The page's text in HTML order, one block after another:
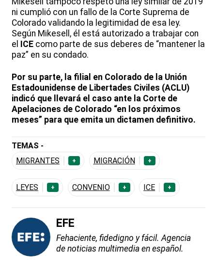
ni cumplió con un fallo de la Corte Suprema de
Colorado validando la legitimidad de esa ley.
Según Mikesell, él está autorizado a trabajar con
el
ICE como parte de sus deberes de “mantener la
paz” en su condado.
Por su parte, la filial en Colorado de la Unión
Estadounidense de Libertades Civiles (ACLU)
indicó que llevará el caso ante la Corte de
Apelaciones de Colorado “en los próximos
meses” para que emita un dictamen definitivo.
TEMAS -
MIGRANTES
+ MIGRACIÓN +
LEYES + CONVENIO + ICE +
EFE
Fehaciente, fidedigno y fácil. Agencia
de noticias multimedia en español.